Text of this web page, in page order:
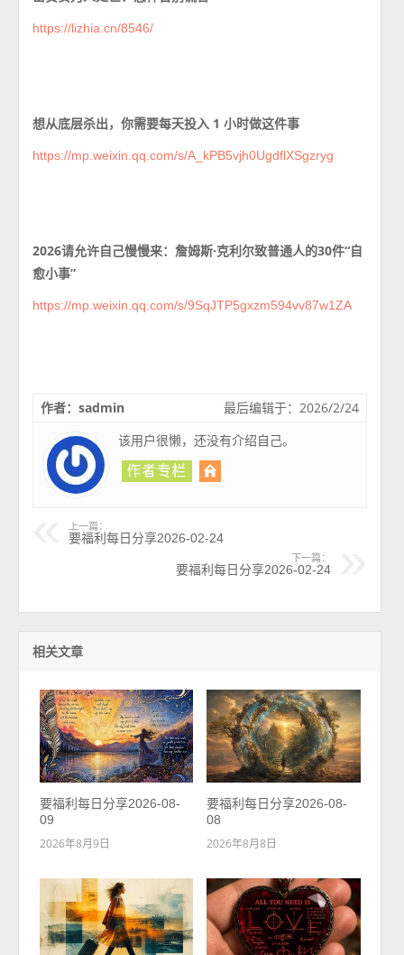
https://lizhia.cn/8546/
想从底层杀出，你需要每天投入 1 小时做这件事
https://mp.weixin.qq.com/s/A_kPB5vjh0UgdflXSgzryg
2026请允许自己慢慢来：詹姆斯·克利尔致普通人的30件“自
愈小事”
https://mp.weixin.qq.com/s/9SqJTP5gxzm594vv87w1ZA
最后编辑于：2026/2/24
作者：sadmin
该用户很懒，还没有介绍自己。
上一篇：
要福利每日分享2026-02-24
下一篇：
要福利每日分享2026-02-24
相关文章
要福利每日分享2026-08-
09
2026年8月9日
要福利每日分享2026-08-
08
2026年8月8日